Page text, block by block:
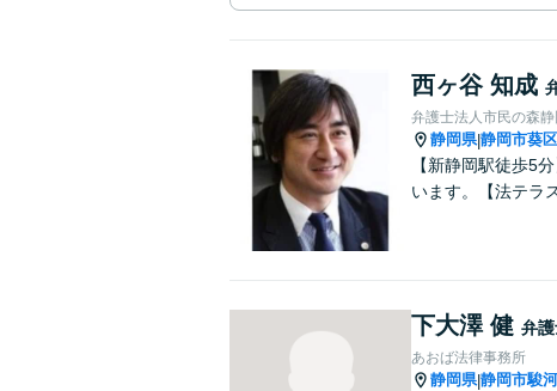
西ヶ谷 知成
弁護士法人市民の森
静岡県|静岡市葵区
【新静岡駅徒歩5
います。【法テラ
下大澤 健 弁
あおば法律事務所
静岡県|静岡市駿